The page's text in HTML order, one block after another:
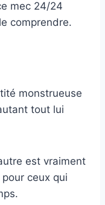
mec 24/24
comprendre.
monstrueuse
tout lui
est vraiment
ceux qui